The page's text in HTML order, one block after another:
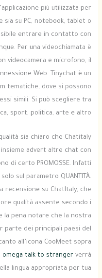
più utilizzata per
sia su PC, notebook, tablet o
entrare in contatto con
Per una videochiamata è
videocamera e microfono, il
Web. Tinychat è un
tematiche, dove si possono
simili. Si può scegliere tra
sport, politica, arte e altro.
sia chiaro che Chatitaly
advert altre chat con
di certo PROMOSSE. Infatti
sul parametro QUANTITÀ.
recensione su ChatItaly, che
qualità assente secondo i
la pena notare che la nostra
parte dei principali paesi del
all’icona CooMeet sopra
omega talk to stranger verrà
lingua appropriata per tua